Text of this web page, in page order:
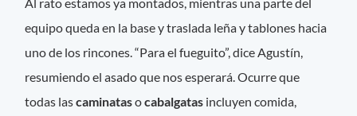
equipo queda en la base y traslada leña y tablones hacia
uno de los rincones. “Para el fueguito”, dice Agustín,
resumiendo el asado que nos esperará. Ocurre que
todas lascaminatasocabalgatas incluyen comida,